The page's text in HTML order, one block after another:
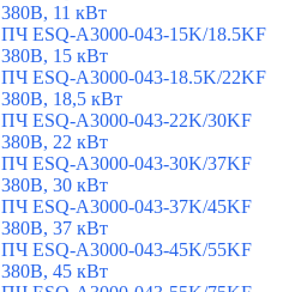
380В, 11 кВт
ПЧ ESQ-A3000-043-15K/18.5KF
380В, 15 кВт
ПЧ ESQ-A3000-043-18.5K/22KF
380В, 18,5 кВт
ПЧ ESQ-A3000-043-22K/30KF
380В, 22 кВт
ПЧ ESQ-A3000-043-30K/37KF
380В, 30 кВт
ПЧ ESQ-A3000-043-37K/45KF
380В, 37 кВт
ПЧ ESQ-A3000-043-45K/55KF
380В, 45 кВт